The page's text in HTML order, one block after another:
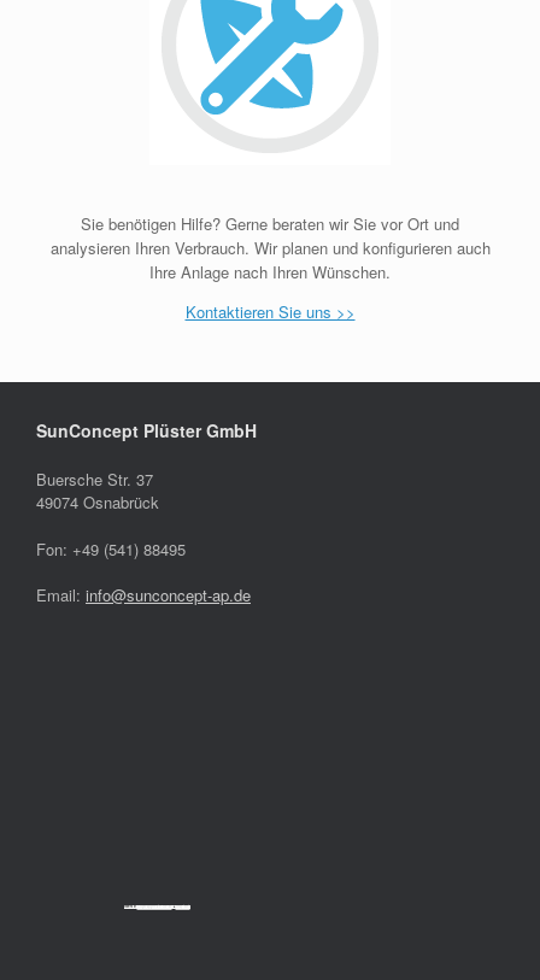
Sie benötigen Hilfe? Gerne beraten wir Sie vor Ort und
analysieren Ihren Verbrauch. Wir planen und konfigurieren auch
Ihre Anlage nach Ihren Wünschen.
Kontaktieren Sie uns >>
SunConcept Plüster GmbH
Buersche Str. 37
49074 Osnabrück
Fon: +49 (541) 88495
Email: info@sunconcept-ap.de
Powered by &cheap tickets